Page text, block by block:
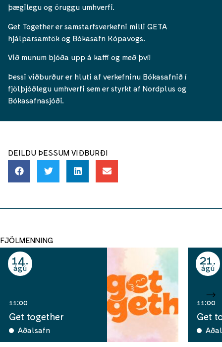
þægilegu og öruggu umhverfi.
Get Together er samstarfsverkefni milli GETA
hjálparsamtök og Bókasafn Kópavogs.
Við munum bjóða upp á kaffi og með því!
Þessi viðburður er hluti af verkefninu Bókasafnið í
fjölþjóðlegu umhverfi sem er styrkt af Nordplus og
Bókasafnasjóði.
DEILDU ÞESSUM VIÐBURÐI
FJÖLMENNING
14
ágú
11:00
Get together
Aðalsafn
21
ágú
11:00
Get